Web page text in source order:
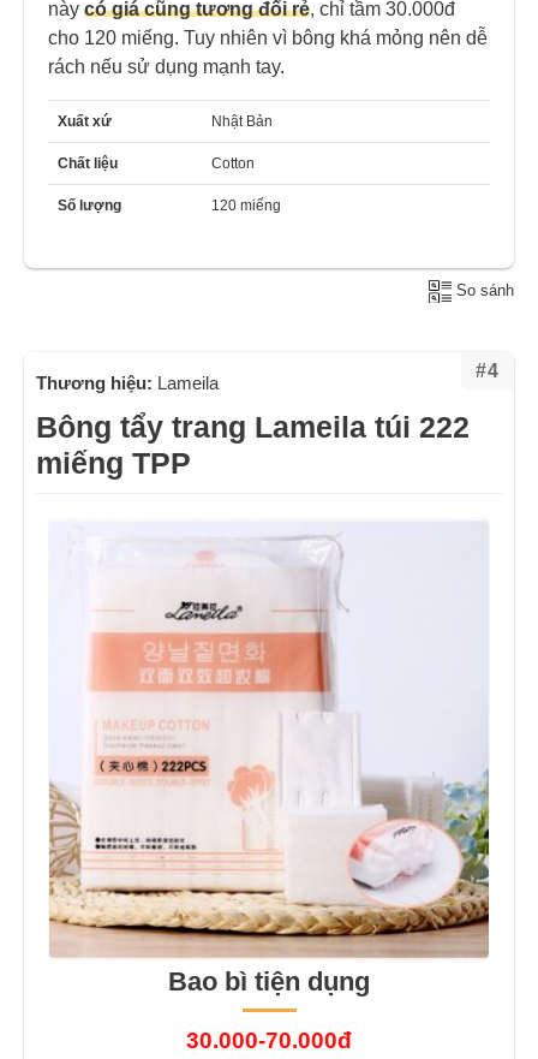
này có giá cũng tương đối rẻ, chỉ tầm 30.000đ
cho 120 miếng. Tuy nhiên vì bông khá mỏng nên dễ
rách nếu sử dụng mạnh tay.
Xuất xứ Nhật Bản
Chất liệu Cotton
Số lượng 120 miếng
So sánh
#4
Thương hiệu: Lameila
Bông tẩy trang Lameila túi 222
miếng TPP
Bao bì tiện dụng
30.000-70.000đ